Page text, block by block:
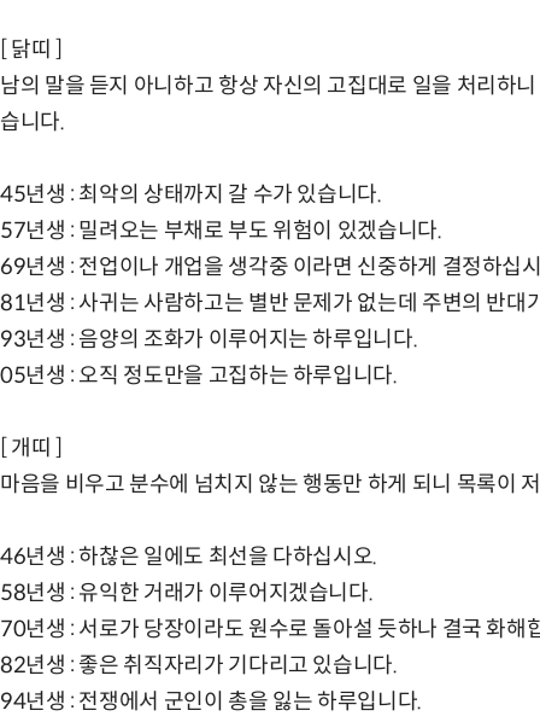
[ 닭띠 ]
남의 말을 듣지 아니하고 항상 자신의 고집대로 일을 처리하
습니다.
45년생 : 최악의 상태까지 갈 수가 있습니다.
57년생 : 밀려오는 부채로 부도 위험이 있겠습니다.
69년생 : 전업이나 개업을 생각중 이라면 신중하게 결정하십
81년생 : 사귀는 사람하고는 별반 문제가 없는데 주변의 반대
93년생 : 음양의 조화가 이루어지는 하루입니다.
05년생 : 오직 정도만을 고집하는 하루입니다.
[ 개띠 ]
마음을 비우고 분수에 넘치지 않는 행동만 하게 되니 목록이
46년생 : 하찮은 일에도 최선을 다하십시오.
58년생 : 유익한 거래가 이루어지겠습니다.
70년생 : 서로가 당장이라도 원수로 돌아설 듯하나 결국 화해
82년생 : 좋은 취직자리가 기다리고 있습니다.
94년생 : 전쟁에서 군인이 총을 잃는 하루입니다.